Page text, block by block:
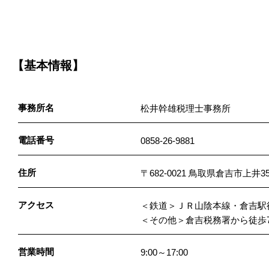
【基本情報】
事務所名 松井幹雄税理士事務所
電話番号 0858-26-9881
住所 〒682-0021 鳥取県倉吉市上井
アクセス
＜鉄道＞ＪＲ山陰本線・倉吉
＜その他＞倉吉税務署から徒
営業時間 9:00～17:00